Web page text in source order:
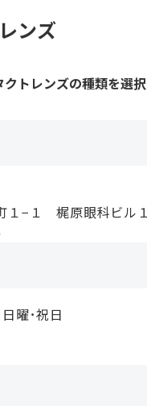
ンズ
クトレンズの種類を選
１−１ 梶原眼科ビル
曜･祝日